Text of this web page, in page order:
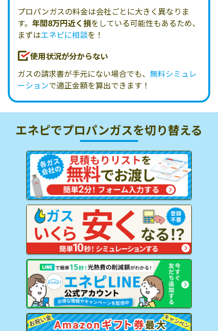
プロパンガスの料金は会社ごとに大きく異なりま
す。 年間8万円近く損をしている可能性もあるため、
まずはエネピに相談を！
使用状況が分からない
ガスの請求書が手元にない場合でも、 無料シミュレ
ーションで適正金額を算出できます！
エネピでプロパンガスを切り替える